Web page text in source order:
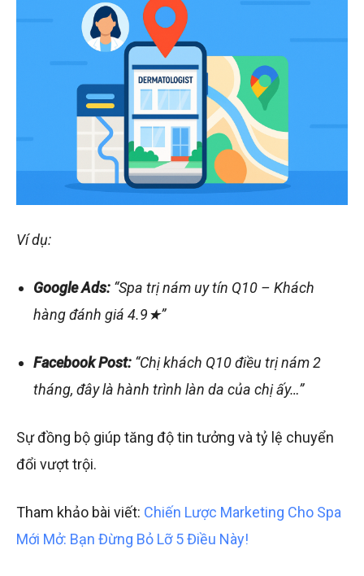
Ví dụ:
Google Ads: “Spa trị nám uy tín Q10 – Khách
hàng đánh giá 4.9★”
Facebook Post: “Chị khách Q10 điều trị nám 2
tháng, đây là hành trình làn da của chị ấy…”
Sự đồng bộ giúp tăng độ tin tưởng và tỷ lệ chuyển
đổi vượt trội.
Tham khảo bài viết: Chiến Lược Marketing Cho Spa
Mới Mở: Bạn Đừng Bỏ Lỡ 5 Điều Này!